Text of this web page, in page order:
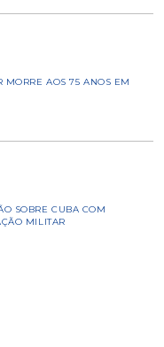
MORRE AOS 75 ANOS EM
SOBRE CUBA COM
MILITAR